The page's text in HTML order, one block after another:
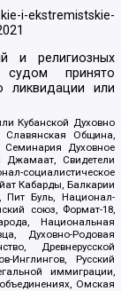
i-ekstremistskie-
и религиозных
принято
ликвидации или
Кубанской Духовно
Славянская Община,
Духовное
Джамаат, Свидетели
социалистическое
Кабарды, Балкарии
Пит Буль, Национал-
союз, Формат-18,
Национальная
Духовно-Родовая
Древнерусской
Инглингов, Русский
иммиграции,
Омская